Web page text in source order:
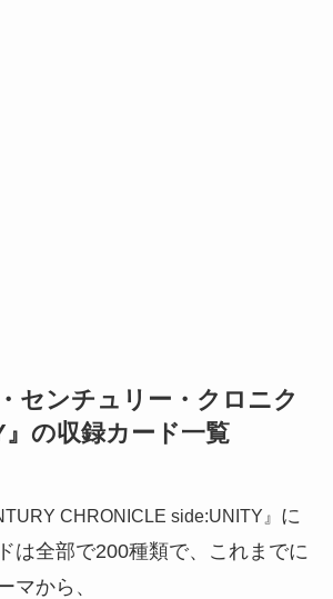
センチュリー・クロニク
の収録カード一覧
CHRONICLE side:UNITY』 に
は全部で200種類で、これまでに
マから、